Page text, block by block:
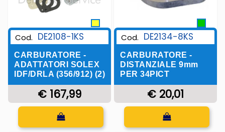
Cod. DE2108-1KS
CARBURATORE -
ADATTATORI SOLEX
IDF/DRLA (356/912) (2)
€ 167,99
Quantità
Cod. DE2134-8KS
CARBURATORE -
DISTANZIALE 9mm
PER 34PICT
€ 20,01
Quantità